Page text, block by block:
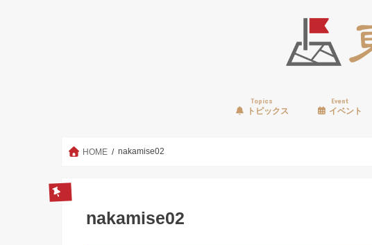
Topics
トピックス
Event
イベント
HOME nakamise02
nakamise02